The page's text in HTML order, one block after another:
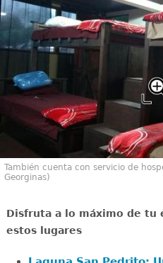
También cuenta con servicio de
Georginas)
Disfruta a lo máximo de tu
estos lugares